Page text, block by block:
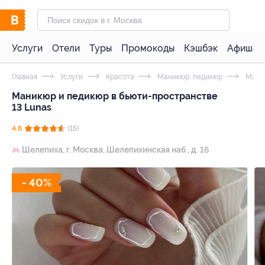
Услуги Отели Туры Промокоды Кэшбэк Афиша
Главная Услуги Красота Маникюр, педикюр
Маникюр и педикюр в бьюти-пространстве
13 Lunas
4.6 (15)
Шелепиха, г. Москва, Шелепихинская наб., д. 16
- 40%